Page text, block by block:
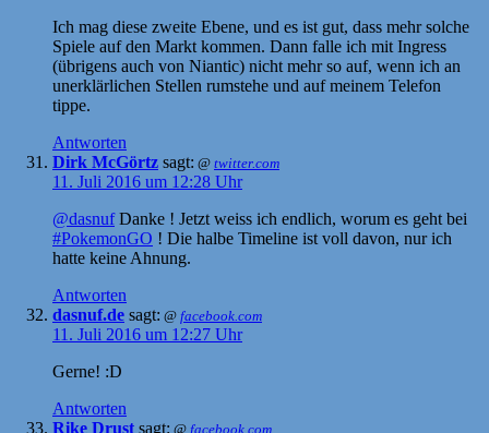
Ich mag diese zweite Ebene, und es ist gut, dass mehr solche
Spiele auf den Markt kommen. Dann falle ich mit Ingress
(übrigens auch von Niantic) nicht mehr so auf, wenn ich an
unerklärlichen Stellen rumstehe und auf meinem Telefon
tippe.
Antworten
Dirk McGörtz sagt: @ twitter.com
11. Juli 2016 um 12:28 Uhr
@dasnufDanke ! Jetzt weiss ich endlich, worum es geht bei
#PokemonGO ! Die halbe Timeline ist voll davon, nur ich
hatte keine Ahnung.
Antworten
dasnuf.de sagt: @ facebook.com
11. Juli 2016 um 12:27 Uhr
Gerne! :D
Antworten
Rike Drust sagt: @ facebook.com